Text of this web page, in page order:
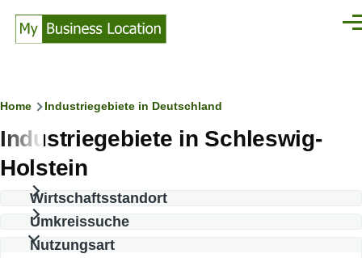
Pfadnavigation
Home Industriegebiete in Deutschland
Industriegebiete in Schleswig-
Holstein
Wirtschaftsstandort
Umkreissuche
Nutzungsart